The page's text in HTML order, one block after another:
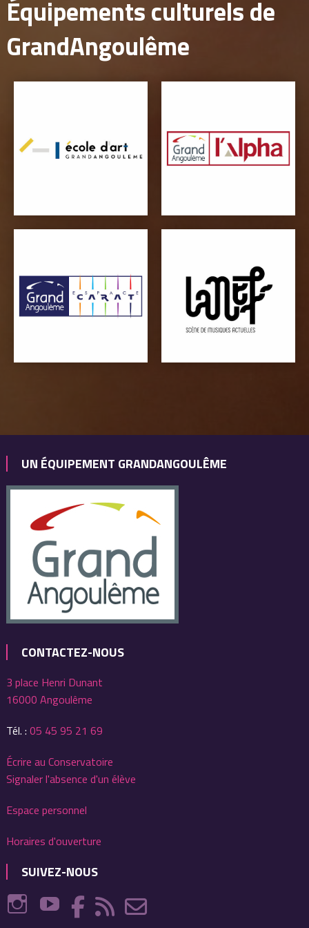
Équipements culturels de
GrandAngoulême
UN ÉQUIPEMENT GRANDANGOULÊME
CONTACTEZ-NOUS
3 place Henri Dunant
16000 Angoulême
Tél. : 05 45 95 21 69
Écrire au Conservatoire
Signaler l'absence d'un élève
Espace personnel
Horaires d'ouverture
SUIVEZ-NOUS